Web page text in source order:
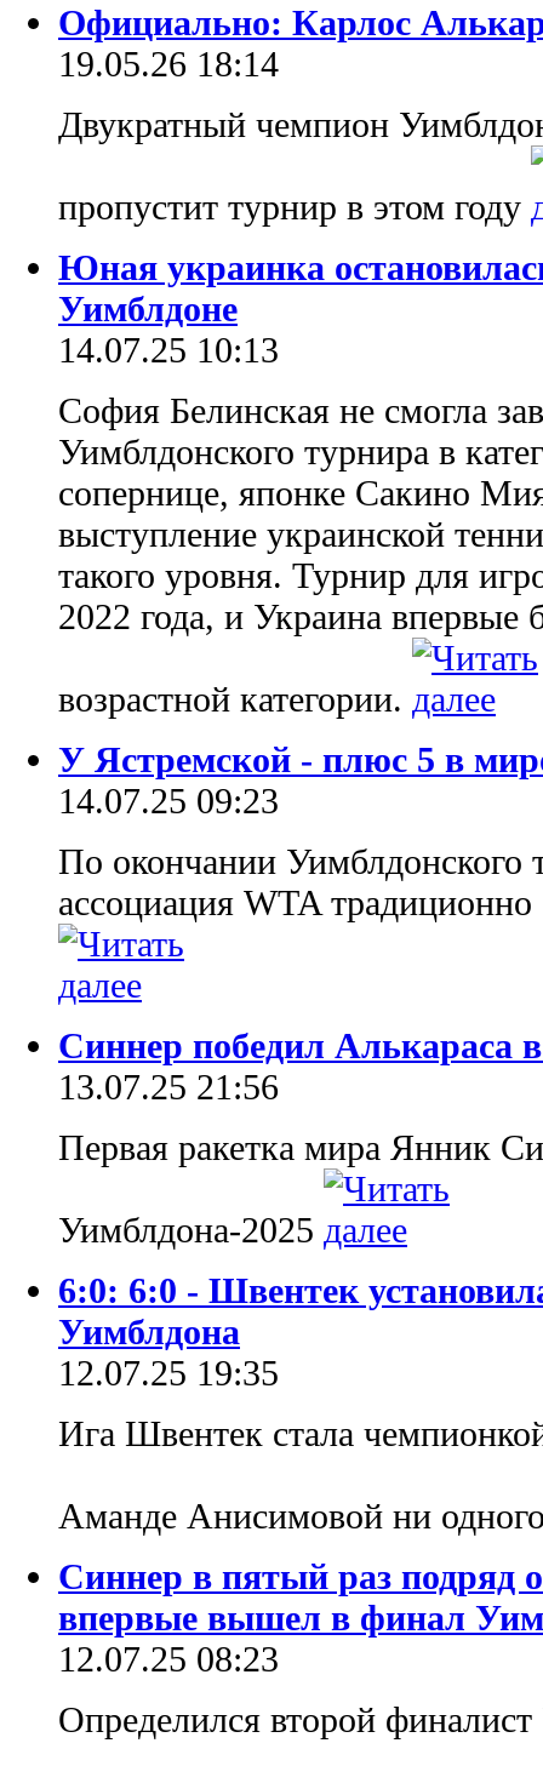
Официально: Карлос
19.05.26 18:14
Двукратный чемпион
пропустит турнир в этом году
Юная украинка
Уимблдоне
14.07.25 10:13
София Белинская не смогла
Уимблдонского турнира в
сопернице, японке Сакино
выступление украинской
такого уровня. Турнир для
2022 года, и Украина впервые
возрастной категории.
У Ястремской - плюс 5 в
14.07.25 09:23
По окончании Уимблдонского
ассоциация WTA
Синнер победил Алькараса
13.07.25 21:56
Первая ракетка мира Янник
Уимблдона-2025
6:0: 6:0 - Швентек
Уимблдона
12.07.25 19:35
Ига Швентек стала
Аманде Анисимовой ни
Синнер в пятый раз подряд
впервые вышел в финал
12.07.25 08:23
Определился второй